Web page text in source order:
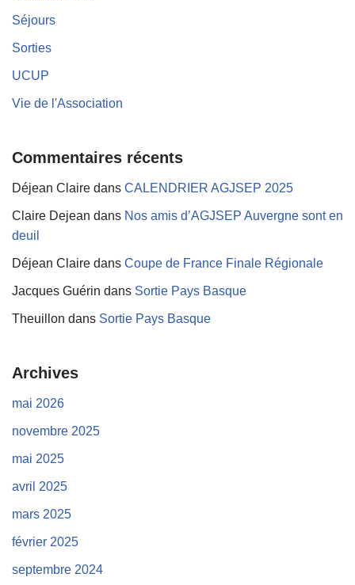
Séjours
Sorties
UCUP
Vie de l'Association
Commentaires récents
Déjean Claire dans CALENDRIER AGJSEP 2025
Claire Dejean dans Nos amis d’AGJSEP Auvergne sont en
deuil
Déjean Claire dans Coupe de France Finale Régionale
Jacques Guérin dans Sortie Pays Basque
Theuillon dans Sortie Pays Basque
Archives
mai 2026
novembre 2025
mai 2025
avril 2025
mars 2025
février 2025
septembre 2024